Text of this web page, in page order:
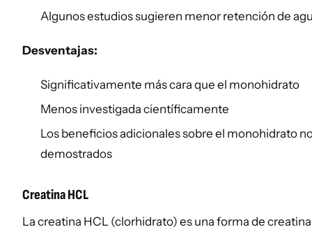
Algunos estudios sugieren menor retención de
Desventajas:
Significativamente más cara que el monohidrato
Menos investigada científicamente
Los beneficios adicionales sobre el monohidrato
demostrados
Creatina HCL
La creatina HCL (clorhidrato) es una forma de